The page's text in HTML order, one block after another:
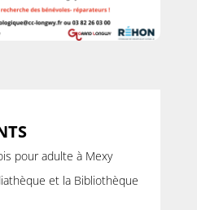
pour adulte à Mexy
et la Bibliothèque